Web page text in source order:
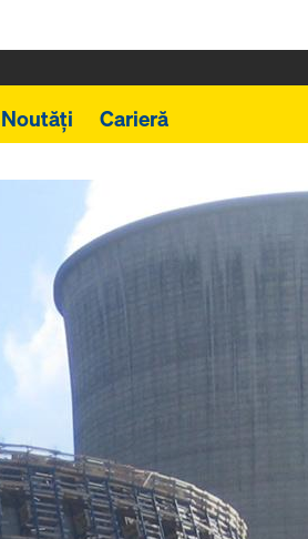
Noutăți Carieră